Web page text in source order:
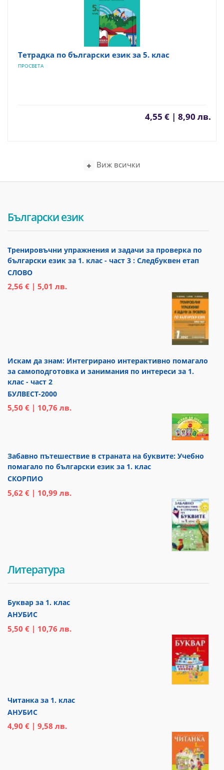
Тетрадка по български език за 5. клас
ПРОСВЕТА
4,55 € | 8,90 лв.
Виж всички
Български език
Тренировъчни упражнения и задачи за проверка по
български език за 1. клас - част 3 : Следбуквен етап
СЛОВО
2,56 € | 5,01 лв.
Искам да знам: Интегрирано интерактивно помагало
за самоподготовка и занимания по интереси за 1.
клас - част 2
БУЛВЕСТ-2000
5,50 € | 10,76 лв.
Забавно пътешествие в страната на буквите: Учебно
помагало по български език за 1. клас
СКОРПИО
5,62 € | 10,99 лв.
Литература
Буквар за 1. клас
АНУБИС
5,50 € | 10,76 лв.
Читанка за 1. клас
АНУБИС
4,90 € | 9,58 лв.